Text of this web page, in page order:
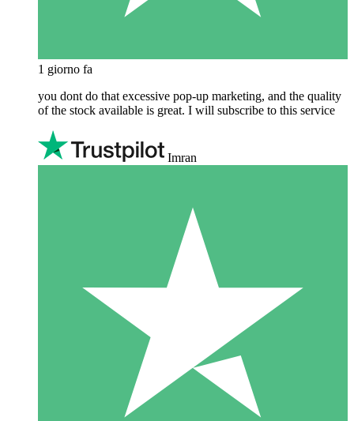
1 giorno fa
you dont do that excessive pop-up marketing, and the quality
of the stock available is great. I will subscribe to this service
Imran